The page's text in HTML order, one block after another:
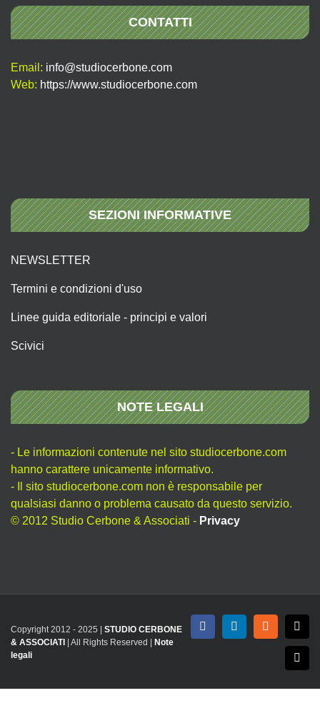
CONTATTI
Email: info@studiocerbone.com
Web: https://www.studiocerbone.com
SEZIONI INFORMATIVE
NEWSLETTER
Termini e condizioni d'uso
Linee guida editoriale - principi e valori
Scivici
NOTE LEGALI
- Le informazioni contenute nel sito studiocerbone.com
hanno carattere unicamente informativo.
- Il sito studiocerbone.com non è responsabile per
qualsiasi danno o problema causato da questo servizio.
© 2012 Studio Cerbone & Associati - Privacy
Copyright 2012 - 2025 | STUDIO CERBONE
& ASSOCIATI
| All Rights Reserved |
Note
legali
FacebookLinkedInRss X